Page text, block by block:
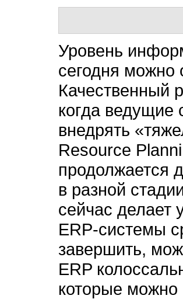
Уровень
сегодня можно
Качественный
когда ведущие
внедрять
Resource
продолжается
в разной
сейчас делает
ERP-системы
завершить,
ERP
которые можно